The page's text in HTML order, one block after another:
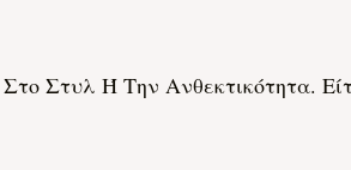
Στυλ Ή Την Ανθεκτικότητα.